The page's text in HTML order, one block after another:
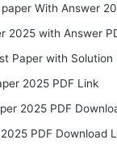
With Answer
2025 with Answer
Paper with Solution
2025 PDF Link
2025 PDF
PDF Download